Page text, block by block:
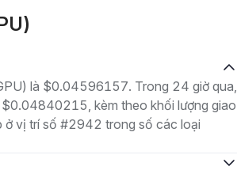
là $0.04596157. Trong 24 giờ qua,
kèm theo khối lượng giao
vị trí số #2942 trong số các loại